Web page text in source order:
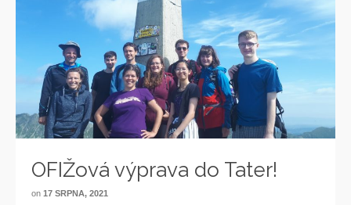
OFIŽová výprava do Tater!
on 17 SRPNA, 2021